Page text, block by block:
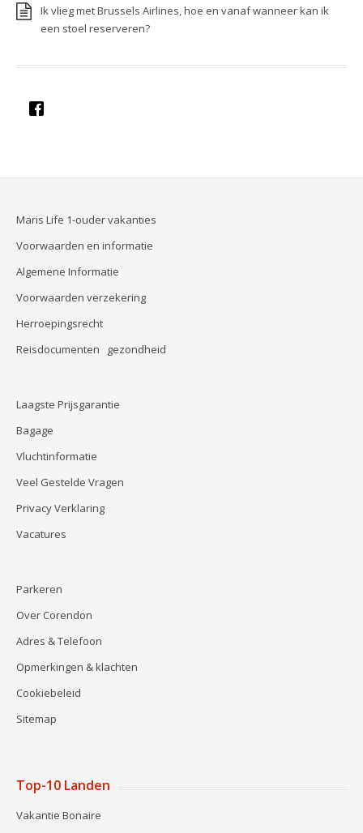
Ik vlieg met Brussels Airlines, hoe en vanaf wanneer kan ik
een stoel reserveren?
Maris Life 1-ouder vakanties
Voorwaarden en informatie
Algemene Informatie
Voorwaarden verzekering
Herroepingsrecht
Reisdocumenten gezondheid
Laagste Prijsgarantie
Bagage
Vluchtinformatie
Veel Gestelde Vragen
Privacy Verklaring
Vacatures
Parkeren
Over Corendon
Adres & Telefoon
Opmerkingen & klachten
Cookiebeleid
Sitemap
Top-10 Landen
Vakantie Bonaire